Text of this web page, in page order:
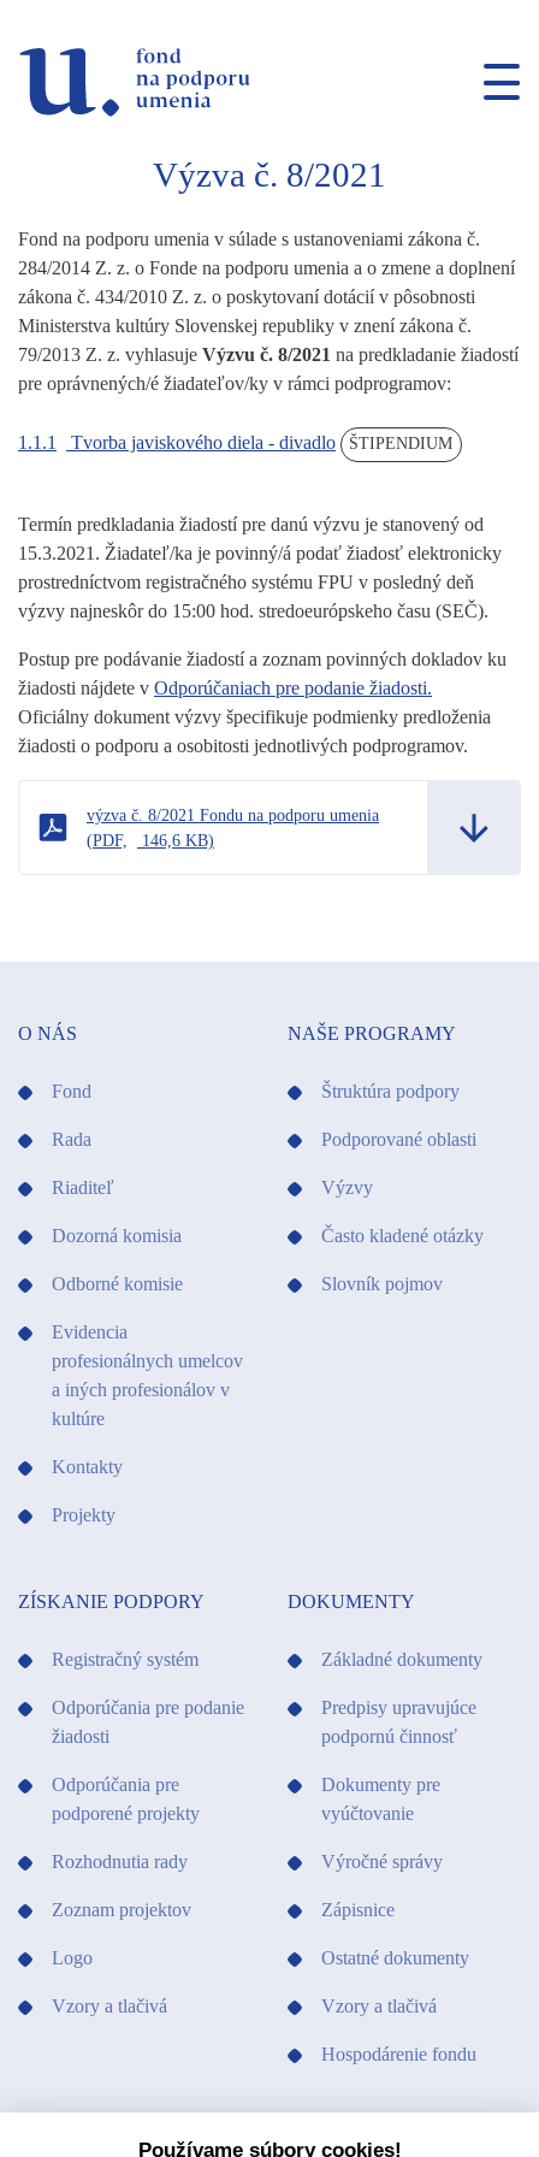
Výzva č. 8/2021
Fond na podporu umenia v súlade s ustanoveniami zákona č.
284/2014 Z. z. o Fonde na podporu umenia a o zmene a doplnení
zákona č. 434/2010 Z. z. o poskytovaní dotácií v pôsobnosti
Ministerstva kultúry Slovenskej republiky v znení zákona č.
79/2013 Z. z. vyhlasuje Výzvu č. 8/2021 na predkladanie žiadostí
pre oprávnených/é žiadateľov/ky v rámci podprogramov:
1.1.1 Tvorba javiskového diela - divadlo ŠTIPENDIUM
Termín predkladania žiadostí pre danú výzvu je stanovený od
15.3.2021. Žiadateľ/ka je povinný/á podať žiadosť elektronicky
prostredníctvom registračného systému FPU v posledný deň
výzvy najneskôr do 15:00 hod. stredoeurópskeho času (SEČ).
Postup pre podávanie žiadostí a zoznam povinných dokladov ku
žiadosti nájdete v Odporúčaniach pre podanie žiadosti.
Oficiálny dokument výzvy špecifikuje podmienky predloženia
žiadosti o podporu a osobitosti jednotlivých podprogramov.
výzva č. 8/2021 Fondu na podporu umenia
(PDF, 146,6 KB)
O NÁS
Fond
Rada
Riaditeľ
Dozorná komisia
Odborné komisie
Evidencia
profesionálnych umelcov
a iných profesionálov v
kultúre
Kontakty
Projekty
NAŠE PROGRAMY
Štruktúra podpory
Podporované oblasti
Výzvy
Často kladené otázky
Slovník pojmov
ZÍSKANIE PODPORY
Registračný systém
Odporúčania pre podanie
žiadosti
Odporúčania pre
podporené projekty
Rozhodnutia rady
Zoznam projektov
Logo
Vzory a tlačivá
DOKUMENTY
Základné dokumenty
Predpisy upravujúce
podpornú činnosť
Dokumenty pre
vyúčtovanie
Výročné správy
Zápisnice
Ostatné dokumenty
Vzory a tlačivá
Hospodárenie fondu
PODPORILI SME KONTAKTY
Používame súbory cookies!